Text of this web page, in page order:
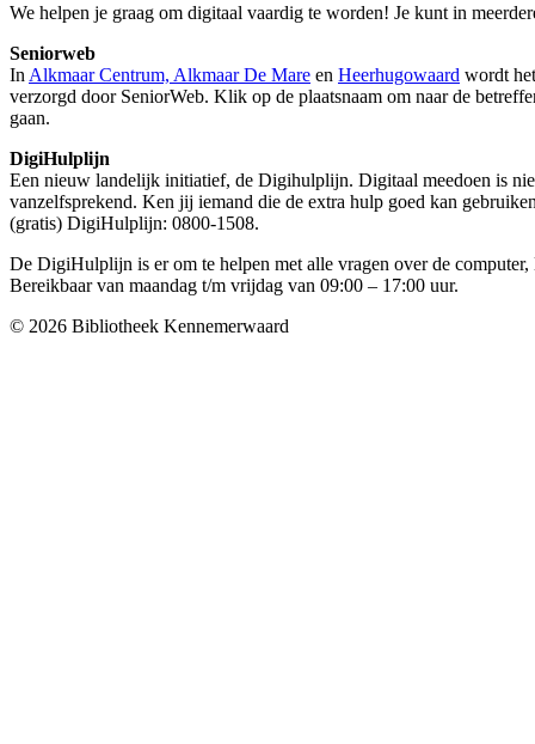
We helpen je graag om digitaal vaardig te worden! Je kunt in
Seniorweb
In Alkmaar Centrum, Alkmaar De Mare en Heerhugowaard wordt
verzorgd door SeniorWeb. Klik op de plaatsnaam om naar de
gaan.
DigiHulplijn
Een nieuw landelijk initiatief, de Digihulplijn. Digitaal meedoen is
vanzelfsprekend. Ken jij iemand die de extra hulp goed kan
(gratis) DigiHulplijn: 0800-1508.
De DigiHulplijn is er om te helpen met alle vragen over de computer,
Bereikbaar van maandag t/m vrijdag van 09:00 – 17:00 uur.
© 2026 Bibliotheek Kennemerwaard